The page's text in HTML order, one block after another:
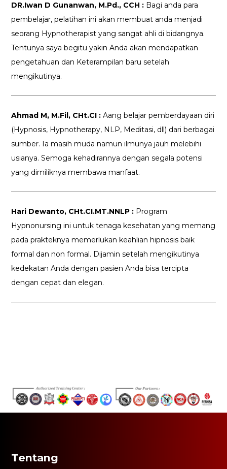
DR.Iwan D Gunanwan, M.Pd., CCH : Bagi anda para
pembelajar, pelatihan ini akan membuat anda menjadi
seorang Hypnotherapist yang sangat ahli di bidangnya.
Tentunya saya begitu yakin Anda akan mendapatkan
pengetahuan dan Keterampilan baru setelah
mengikutinya.
Ahmad M, M.Fil, CHt.CI : Aang belajar pemberdayaan diri
(Hypnosis, Hypnotherapy, NLP, Meditasi, dll) dari berbagai
sumber. Ia masih muda namun ilmunya jauh melebihi
usianya. Semoga kehadirannya dengan segala potensi
yang dimiliknya membawa manfaat.
Hari Dewanto, CHt.CI.MT.NNLP : Program
Hypnonursing ini untuk tenaga kesehatan yang memang
pada prakteknya memerlukan keahlian hipnosis baik
formal dan non formal. Dijamin setelah mengikutinya
kedekatan Anda dengan pasien Anda bisa tercipta
dengan cepat dan elegan.
Tentang